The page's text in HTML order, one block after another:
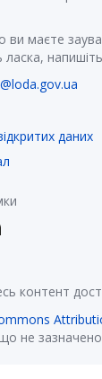
ви маєте
ласка,
даних
контент
не